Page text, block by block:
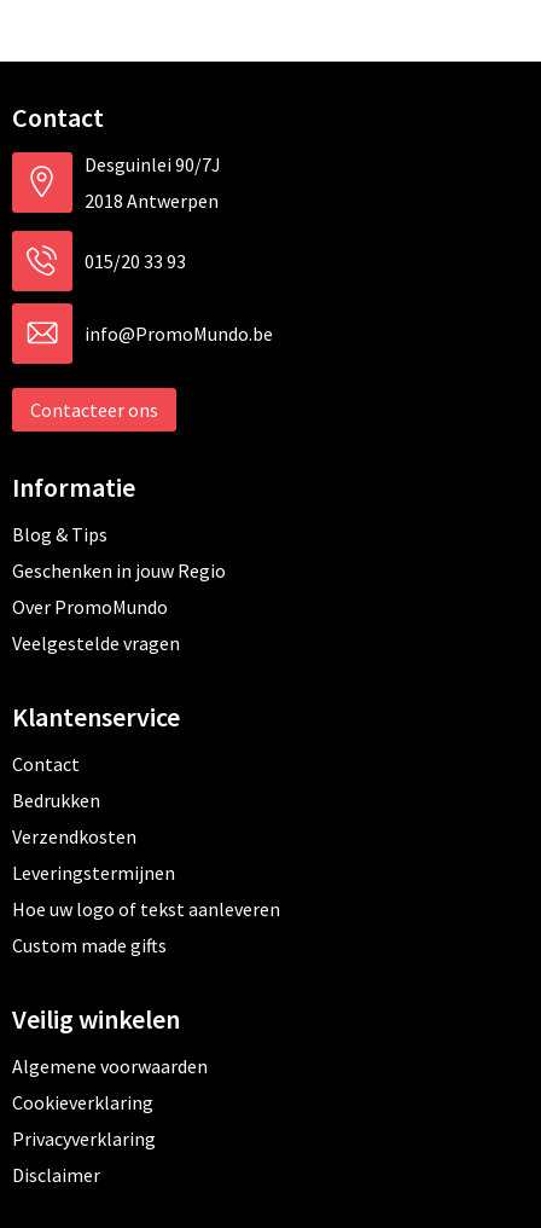
Contact
Desguinlei 90/7J
2018 Antwerpen
015/20 33 93
info@PromoMundo.be
Contacteer ons
Informatie
Blog & Tips
Geschenken in jouw Regio
Over PromoMundo
Veelgestelde vragen
Klantenservice
Contact
Bedrukken
Verzendkosten
Leveringstermijnen
Hoe uw logo of tekst aanleveren
Custom made gifts
Veilig winkelen
Algemene voorwaarden
Cookieverklaring
Privacyverklaring
Disclaimer